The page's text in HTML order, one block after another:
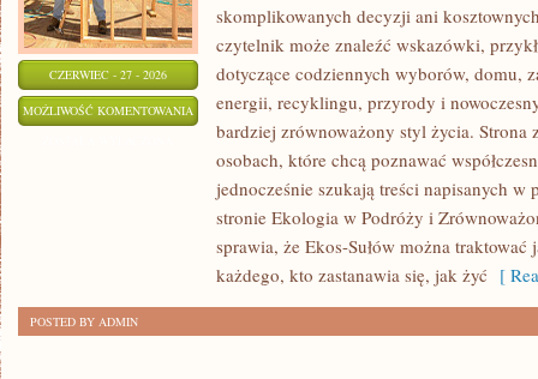
CZERWIEC - 27 - 2026
MOŻLIWOŚĆ KOMENTOWANIA
DOMU
skomplikowanych decyzji ani
czytelnik może znaleźć wskazówki,
dotyczące codziennych wyborów, domu,
energii, recyklingu, przyrody i
bardziej zrównoważony styl życia. Strona
osobach, które chcą poznawać
jednocześnie szukają treści napisanych w
stronie Ekologia w Podróży i
sprawia, że Ekos-Sułów można
każdego, kto zastanawia się, jak żyć [
POSTED BY ADMIN